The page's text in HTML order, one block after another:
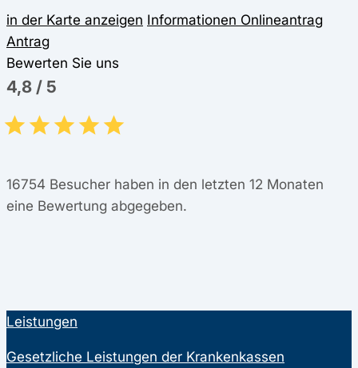
in der Karte anzeigen Informationen Onlineantrag
Antrag
Bewerten Sie uns
4,8 / 5
16754 Besucher haben in den letzten 12 Monaten
eine Bewertung abgegeben.
Leistungen
Gesetzliche Leistungen der Krankenkassen